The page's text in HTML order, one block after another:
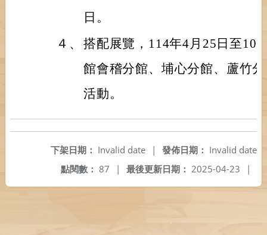
日。
４、 搭配展覽，114年4月25日至10
館會稽分館、埔心分館、蘆竹
活動。
發佈日期： Invalid date
下架日期： Invalid date
|
最後更新日期： 2025-04-23 |
點閱數： 87 |